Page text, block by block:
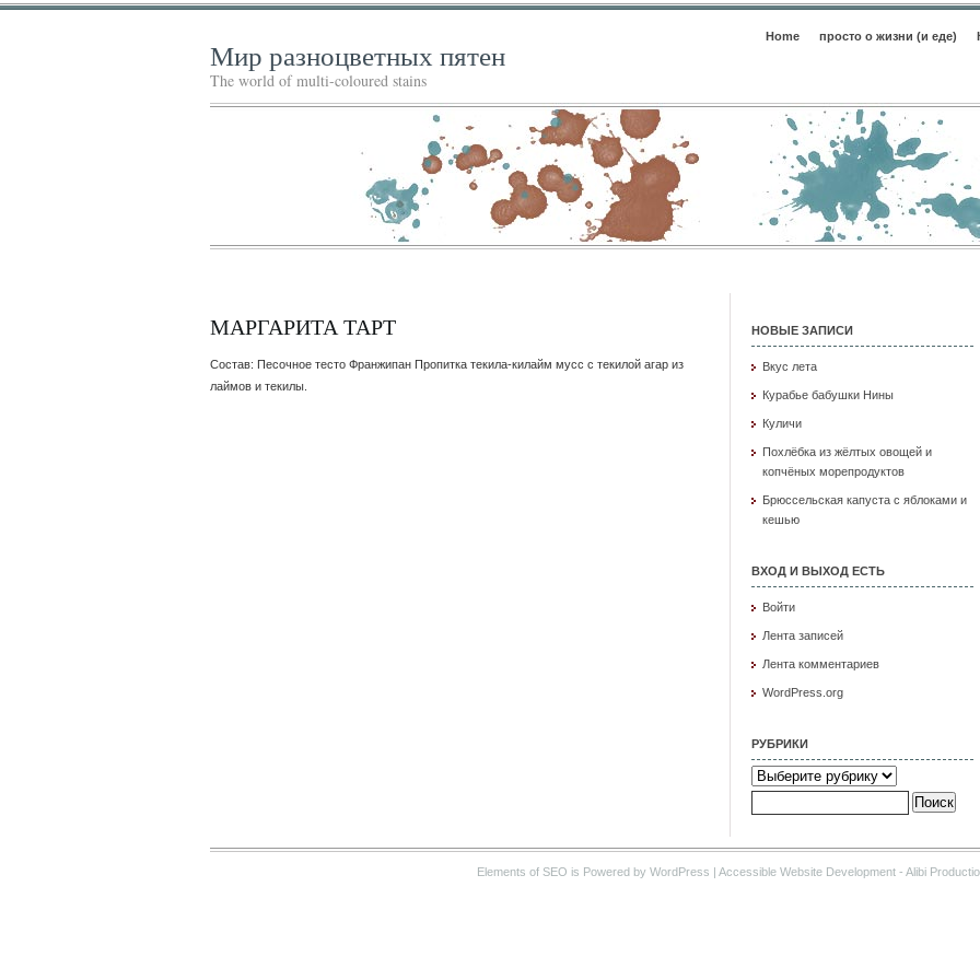
Home просто о жизни (и еде)
Мир разноцветных пятен
The world of multi-coloured stains
МАРГАРИТА ТАРТ
Состав: Песочное тесто Франжипан Пропитка текила-килайм мусс с текилой агар из
лаймов и текилы.
НОВЫЕ ЗАПИСИ
Вкус лета
Курабье бабушки Нины
Куличи
Похлёбка из жёлтых овощей и
копчёных морепродуктов
Брюссельская капуста с яблоками и
кешью
ВХОД И ВЫХОД ЕСТЬ
Войти
Лента записей
Лента комментариев
WordPress.org
РУБРИКИ
Рубрики
Найти:
Elements of SEO is Powered by WordPress | Accessible Website Development - Alibi